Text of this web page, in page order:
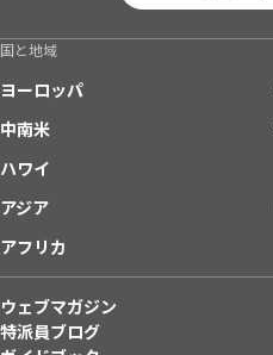
国と地域
ヨーロッパ
中南米
ハワイ
アジア
アフリカ
ウェブマガジン
特派員ブログ